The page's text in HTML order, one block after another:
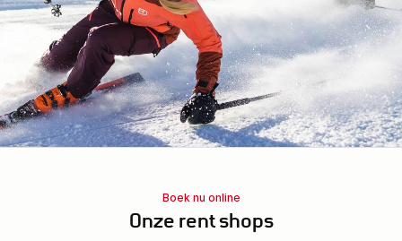
Boek nu online
Onze rent shops